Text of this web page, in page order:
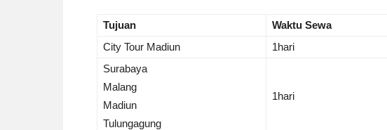
Tujuan Waktu Sewa
City Tour Madiun
1hari
Surabaya
Malang
Madiun
Tulungagung
1hari